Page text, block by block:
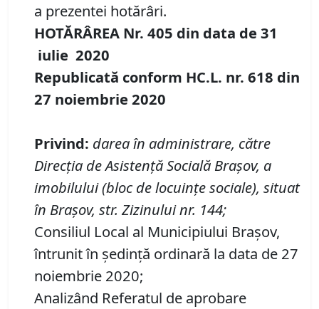
a prezentei hotărâri.
HOTĂRÂREA Nr. 405 din data de 31
iulie 2020
Republicată conform HC.L. nr. 618 din
27 noiembrie 2020
Privind: darea în administrare, către
Direcția de Asistenţă Socială Brașov, a
imobilului (bloc de locuinţe sociale), situat
în Brașov, str. Zizinului nr. 144;
Consiliul Local al Municipiului Brașov,
întrunit în ședință ordinară la data de 27
noiembrie 2020;
Analizând Referatul de aprobare